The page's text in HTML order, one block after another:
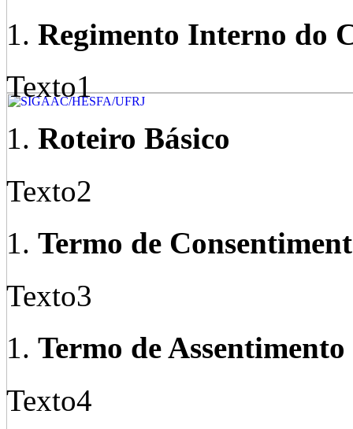
Regimento Interno do
Texto1
Roteiro Básico
Texto2
Termo de
Texto3
Termo de Assentimento
Texto4